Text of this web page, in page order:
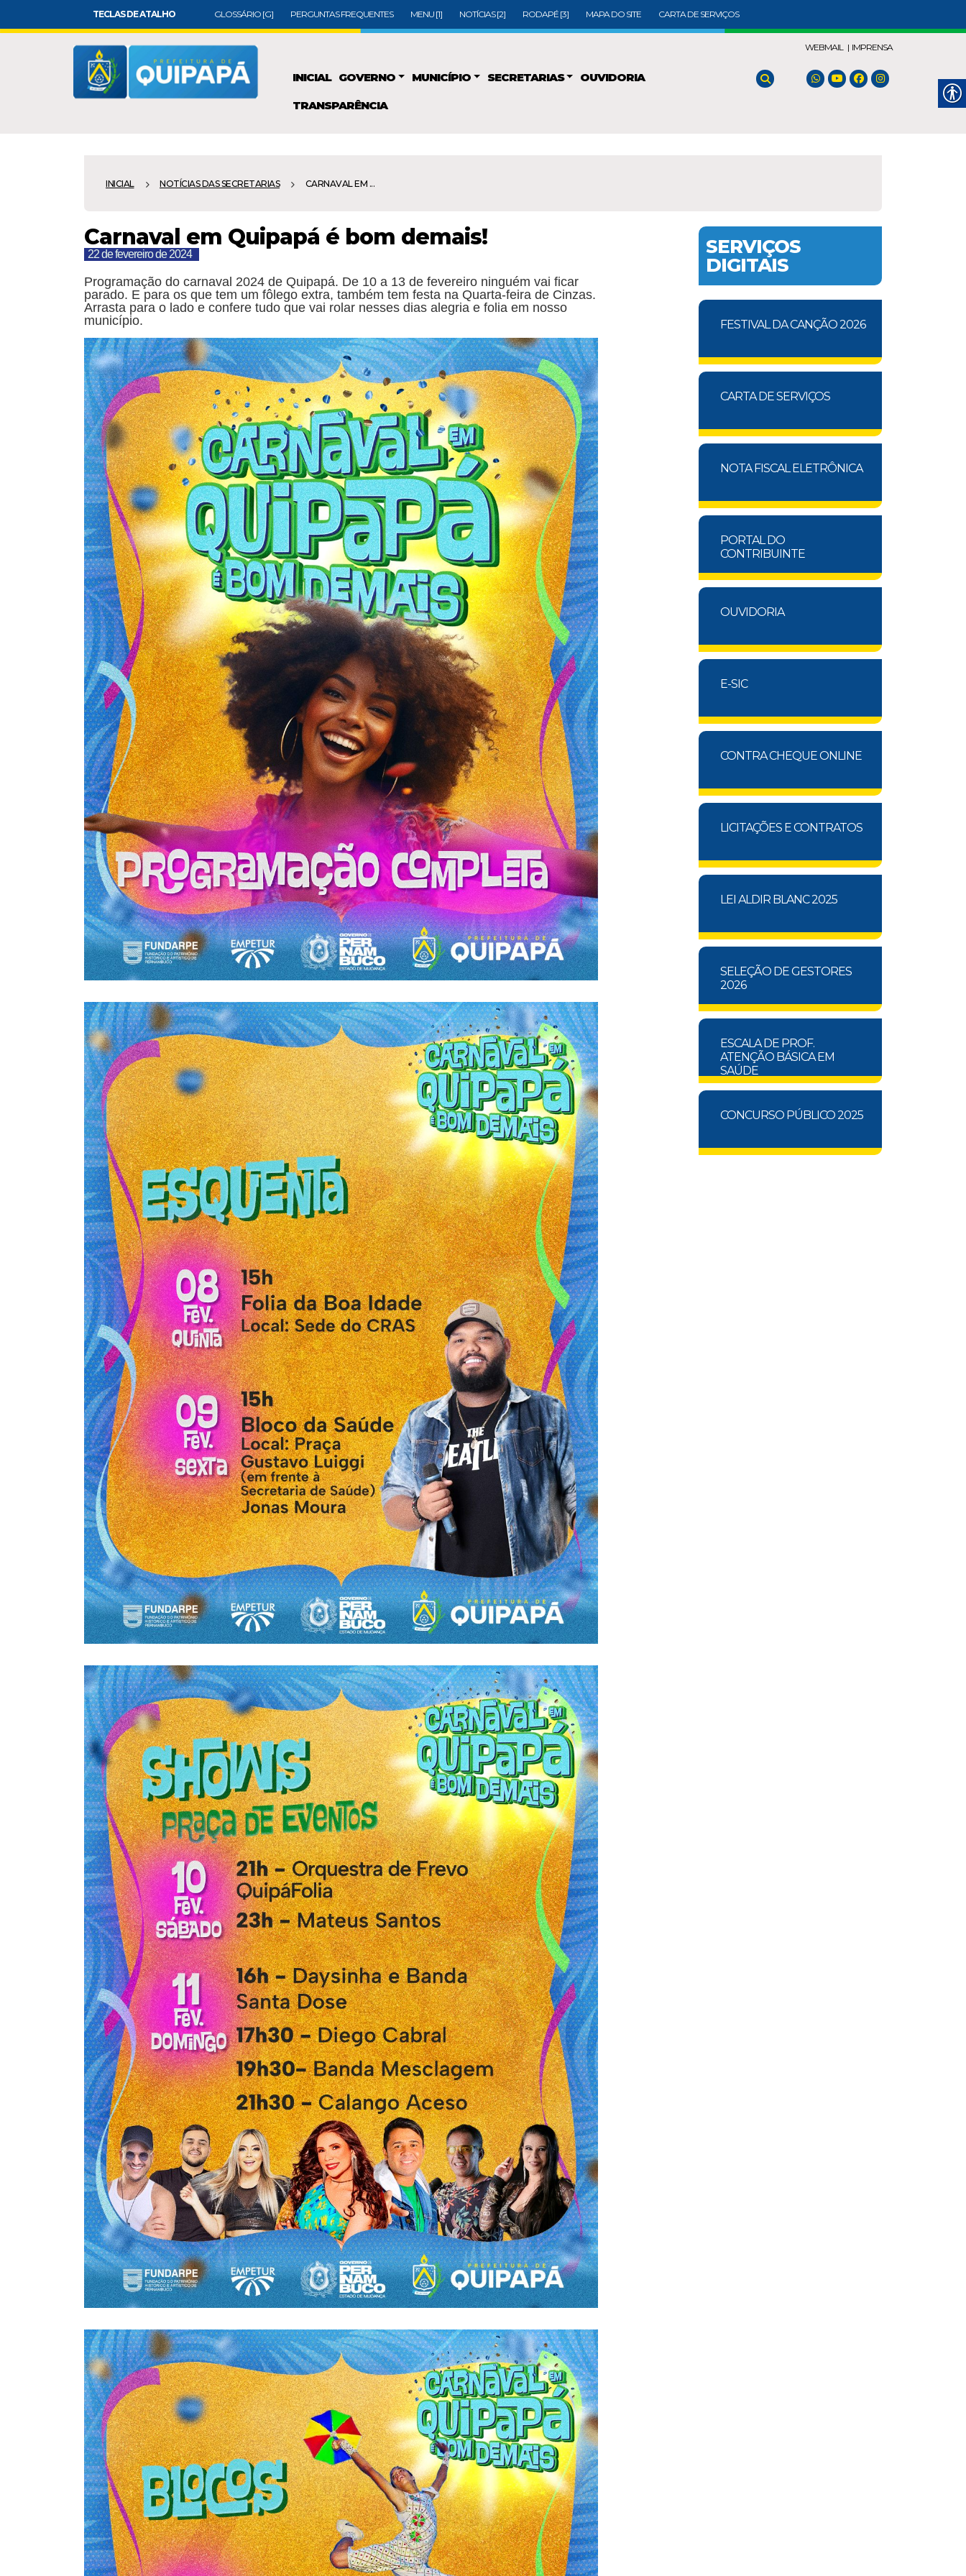
TECLAS DE ATALHO GLOSSÁRIO [G] PERGUNTAS FREQUENTES MENU [1] NOTÍCIAS [2] RODAPÉ [3] MAPA DO SITE CARTA DE SERVIÇOS
INICIAL GOVERNO MUNICÍPIO SECRETARIAS OUVIDORIA
TRANSPARÊNCIA
WEBMAIL | IMPRENSA
INICIAL NOTÍCIAS DAS SECRETARIAS CARNAVAL EM ...
Carnaval em Quipapá é bom demais!
22 de fevereiro de 2024
Programação do carnaval 2024 de Quipapá. De 10 a 13 de fevereiro ninguém vai ficar
parado. E para os que tem um fôlego extra, também tem festa na Quarta-feira de Cinzas.
Arrasta para o lado e confere tudo que vai rolar nesses dias alegria e folia em nosso
município.
SERVIÇOS
DIGITAIS
FESTIVAL DA CANÇÃO 2026
CARTA DE SERVIÇOS
NOTA FISCAL ELETRÔNICA
PORTAL DO
CONTRIBUINTE
OUVIDORIA
E-SIC
CONTRA CHEQUE ONLINE
LICITAÇÕES E CONTRATOS
LEI ALDIR BLANC 2025
SELEÇÃO DE GESTORES
2026
ESCALA DE PROF.
ATENÇÃO BÁSICA EM
SAÚDE
CONCURSO PÚBLICO 2025